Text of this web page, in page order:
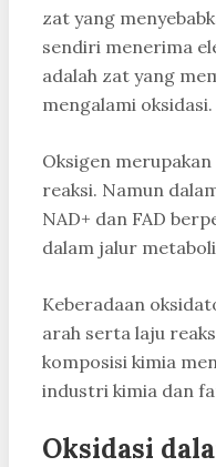
zat yang
sendiri menerima
adalah zat yang
mengalami oksidasi.
Oksigen
reaksi. Namun
NAD+ dan FAD
dalam jalur
Keberadaan
arah serta laju
komposisi kimia
industri kimia dan
Oksidasi